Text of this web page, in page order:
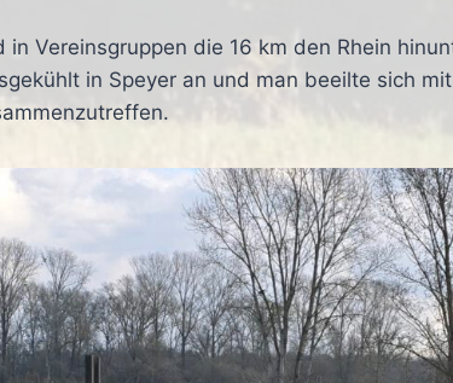
Vereinsgruppen die 16 km den Rhein
in Speyer an und man beeilte sich